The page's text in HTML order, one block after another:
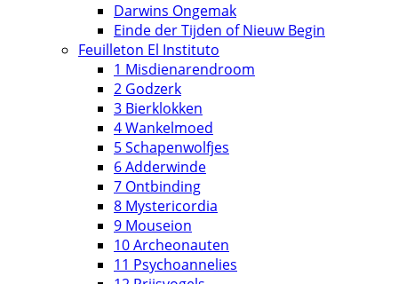
Darwins Ongemak
Einde der Tijden of Nieuw Begin
Feuilleton El Instituto
1 Misdienarendroom
2 Godzerk
3 Bierklokken
4 Wankelmoed
5 Schapenwolfjes
6 Adderwinde
7 Ontbinding
8 Mystericordia
9 Mouseion
10 Archeonauten
11 Psychoannelies